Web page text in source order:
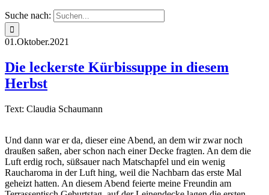
Suche nach:
01.Oktober.2021
Die leckerste Kürbissuppe in diesem
Herbst
Text: Claudia Schaumann
Und dann war er da, dieser eine Abend, an dem wir zwar noch
draußen saßen, aber schon nach einer Decke fragten. An dem die
Luft erdig roch, süßsauer nach Matschapfel und ein wenig
Raucharoma in der Luft hing, weil die Nachbarn das erste Mal
geheizt hatten. An diesem Abend feierte meine Freundin am